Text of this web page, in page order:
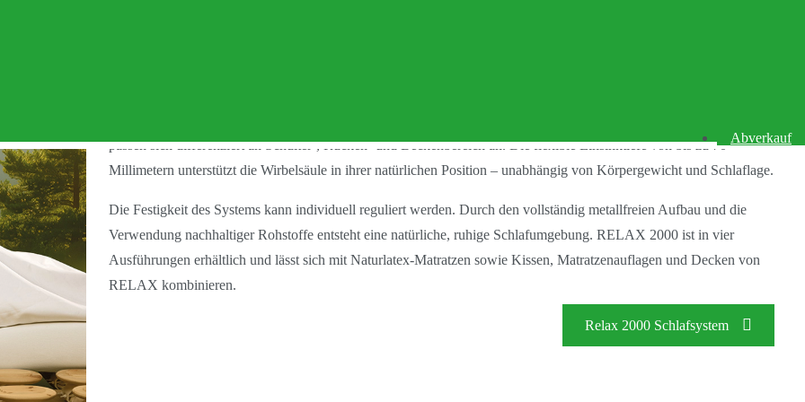
Abverkauf
Schlafsystem aus Massivholz
passen sich differenziert anSchulter-, Rücken- und Beckenbereichan. Die flexible Einsinktiefe von bis zu 70
Millimetern unterstützt die Wirbelsäule in ihrer natürlichen Position – unabhängig von Körpergewicht und Schlaflage.
Die Festigkeit des Systems kann individuell reguliert werden. Durch den vollständig metallfreien Aufbau und die
Verwendung nachhaltiger Rohstoffe entsteht eine natürliche, ruhige Schlafumgebung. RELAX 2000 ist in vier
Ausführungen erhältlich und lässt sich mitNaturlatex-Matratzen sowie Kissen, Matratzenauflagen und Decken von
RELAX kombinieren.
Relax 2000 Schlafsystem